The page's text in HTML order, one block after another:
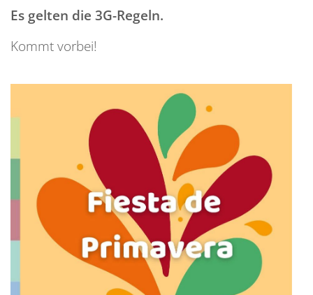
Es gelten die 3G-Regeln.
Kommt vorbei!